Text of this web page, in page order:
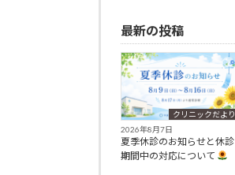
最新の投稿
クリニックだより
2026年8月7日
夏季休診のお知らせと休診
期間中の対応について